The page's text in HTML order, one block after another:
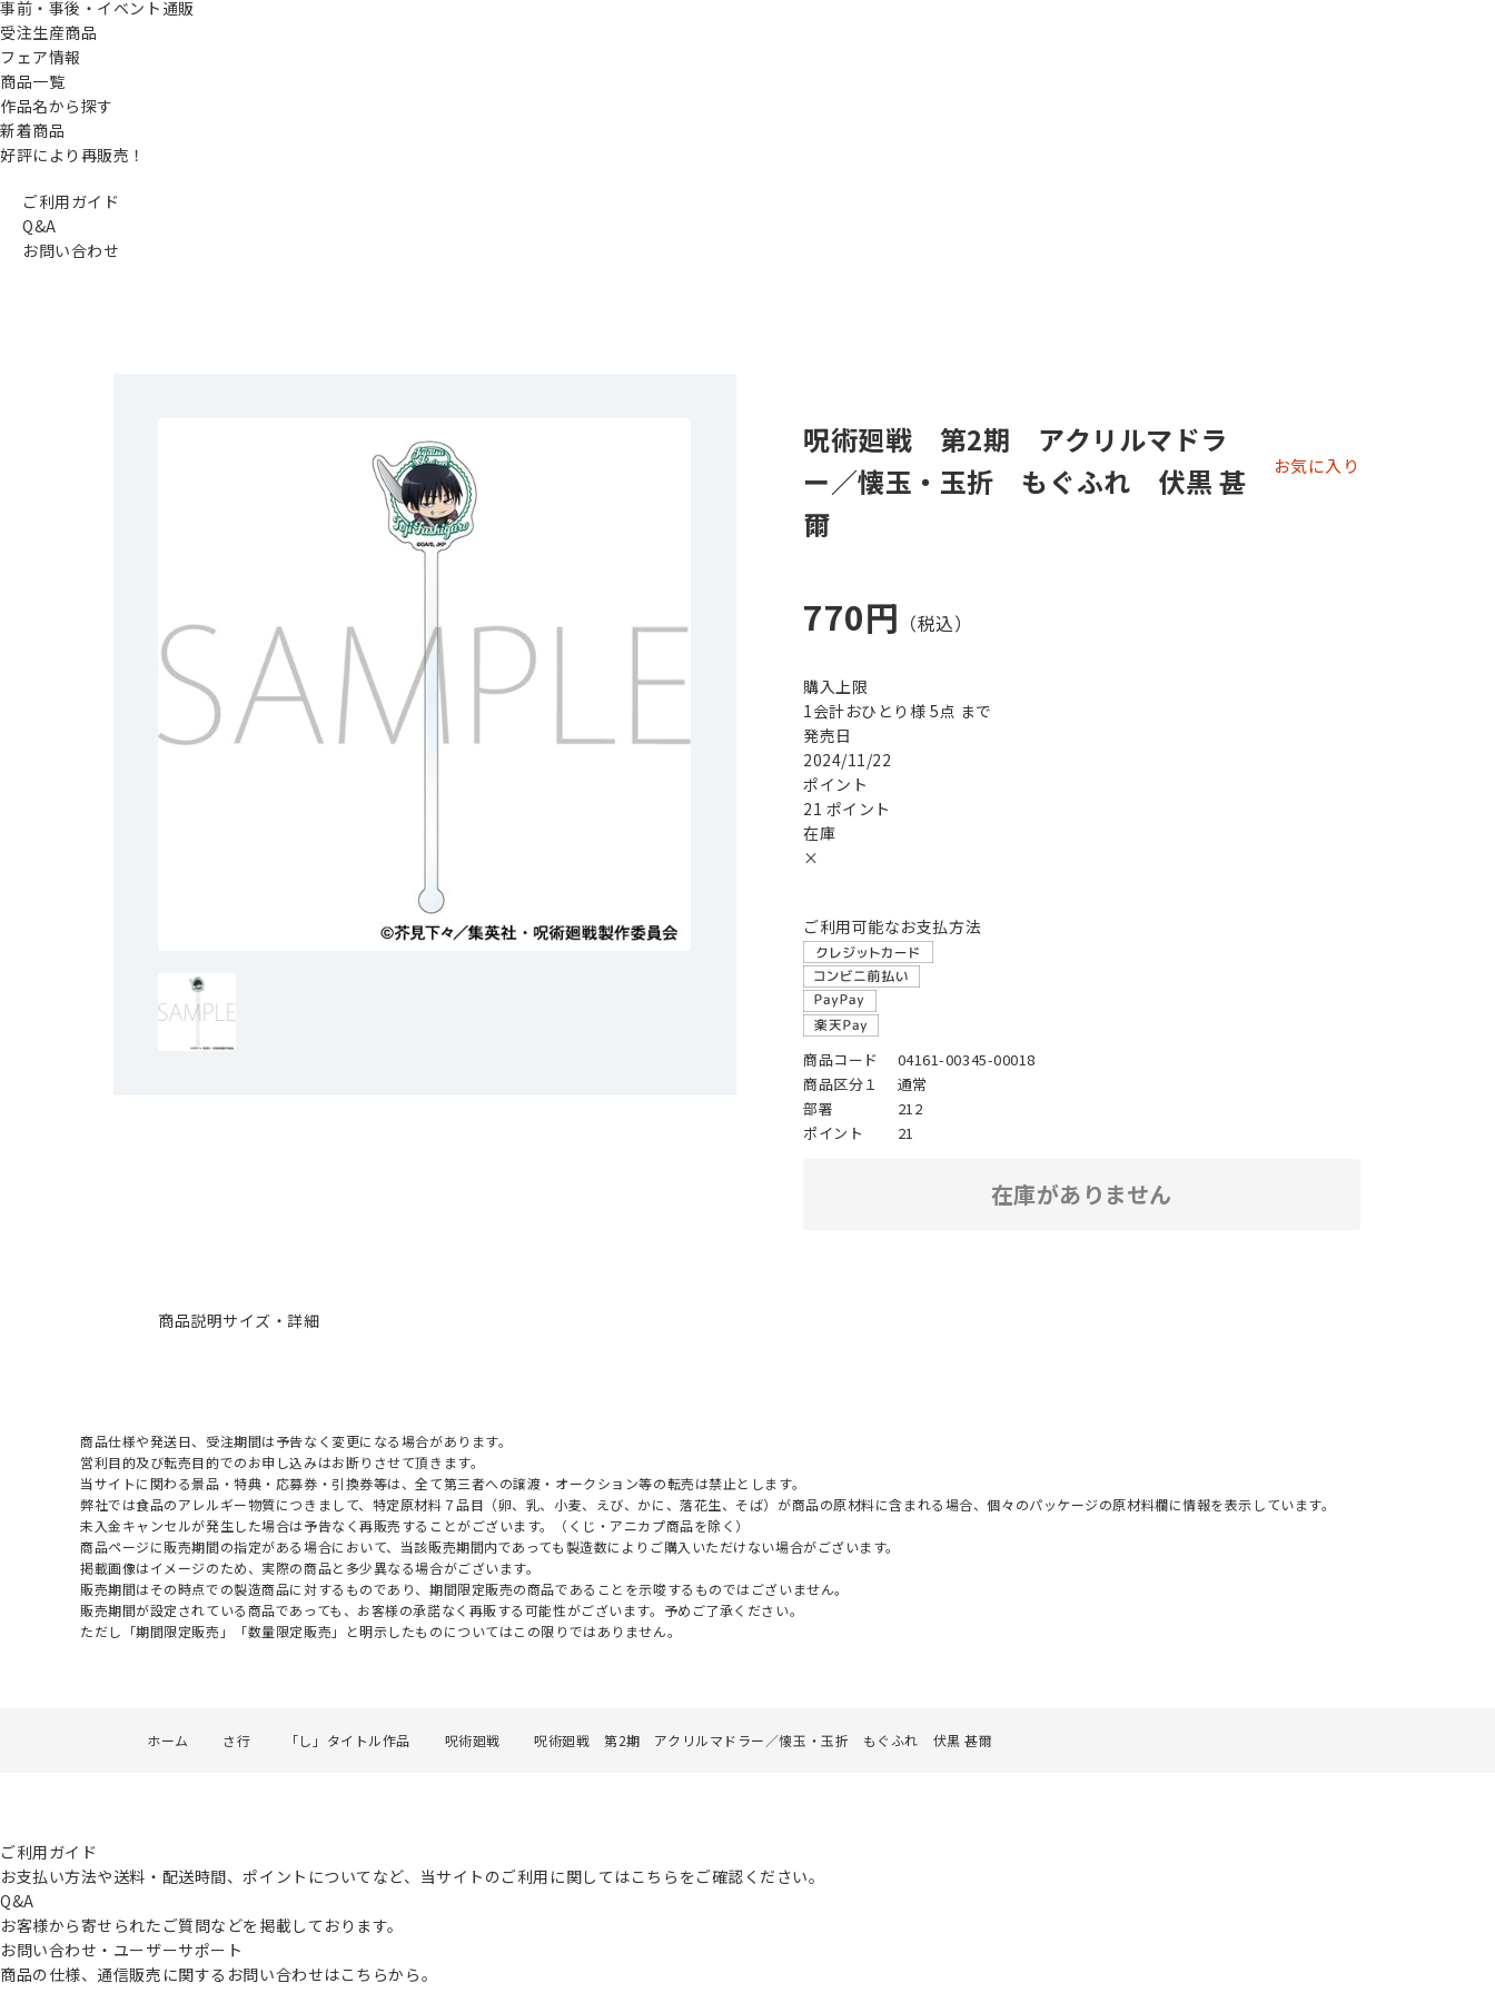
事前・事後・イベント通販
受注生産商品
フェア情報
商品一覧
作品名から探す
新着商品
好評により再販売！
ご利用ガイド
Q&A
お問い合わせ
呪術廻戦 第2期 アクリルマドラ
ー／懐玉・玉折 もぐふれ 伏黒 甚
爾
お気に入り
770円
購入上限
1会計おひとり様 5点 まで
発売日
2024/11/22
ポイント
21 ポイント
在庫
×
ご利用可能なお支払方法
商品コード
04161-00345-00018
商品区分１
通常
部署
212
ポイント
21
在庫がありません
商品説明サイズ・詳細
商品仕様や発送日、受注期間は予告なく変更になる場合があります。
営利目的及び転売目的でのお申し込みはお断りさせて頂きます。
当サイトに関わる景品・特典・応募券・引換券等は、全て第三者への譲渡・オークション等の転売は禁止とします。
弊社では食品のアレルギー物質につきまして、特定原材料７品目（卵、乳、小麦、えび、かに、落花生、そば）が商品の原材料に含まれる場合、個々のパッケージの原材料欄に情報を表示しています。
未入金キャンセルが発生した場合は予告なく再販売することがございます。（くじ・アニカプ商品を除く）
商品ページに販売期間の指定がある場合において、当該販売期間内であっても製造数によりご購入いただけない場合がございます。
掲載画像はイメージのため、実際の商品と多少異なる場合がございます。
販売期間はその時点での製造商品に対するものであり、期間限定販売の商品であることを示唆するものではございません。
販売期間が設定されている商品であっても、お客様の承諾なく再販する可能性がございます。予めご了承ください。
ただし「期間限定販売」「数量限定販売」と明示したものについてはこの限りではありません。
ホーム さ行 「し」タイトル作品 呪術廻戦 呪術廻戦 第2期 アクリルマドラー／懐玉・玉折 もぐふれ 伏黒 甚爾
ご利用ガイド
お支払い方法や送料・配送時間、ポイントについてなど、当サイトのご利用に関してはこちらをご確認ください。
Q&A
お客様から寄せられたご質問などを掲載しております。
お問い合わせ・ユーザーサポート
商品の仕様、通信販売に関するお問い合わせはこちらから。